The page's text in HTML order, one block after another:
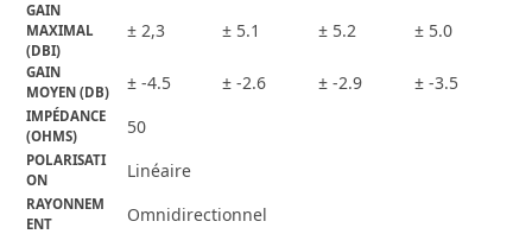
GAIN
MAXIMAL
(DBI)
± 2,3 ± 5.1 ± 5.2 ± 5.0
GAIN
MOYEN (DB)
± -4.5 ± -2.6 ± -2.9 ± -3.5
IMPÉDANCE
(OHMS)
50
POLARISATI
ON
Linéaire
RAYONNEM
ENT
Omnidirectionnel